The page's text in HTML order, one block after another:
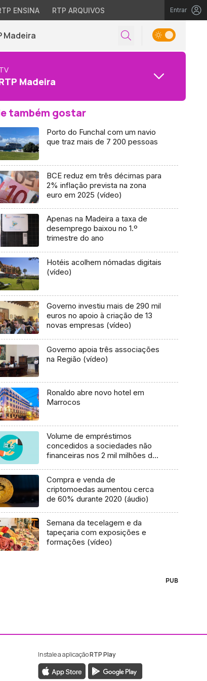
ENSINA RTP ARQUIVOS Entrar
Madeira
Madeira
também gostar
Porto do Funchal com um navio
que traz mais de 7 200 pessoas
BCE reduz em três décimas para
2% inflação prevista na zona
euro em 2025 (vídeo)
Apenas na Madeira a taxa de
desemprego baixou no 1.º
trimestre do ano
Hotéis acolhem nómadas digitais
(vídeo)
Governo investiu mais de 290 mil
euros no apoio à criação de 13
novas empresas (vídeo)
Governo apoia três associações
na Região (vídeo)
Ronaldo abre novo hotel em
Marrocos
Volume de empréstimos
concedidos a sociedades não
financeiras nos 2 mil milhões de
Compra e venda de
criptomoedas aumentou cerca
de 60% durante 2020 (áudio)
Semana da tecelagem e da
tapeçaria com exposições e
formações (vídeo)
PUB
da RTP Madeira
da RTP Madeira
Instale a aplicaçãoRTP Play